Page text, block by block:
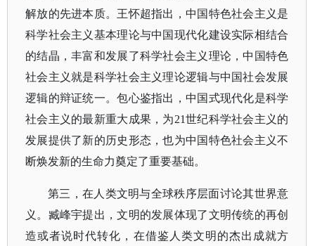
解放的先进本质。王怀超指出，中国特色社会主义是
科学社会主义基本理论与中国现代化建设实际相结合
的结晶，丰富和发展了科学社会主义理论，中国特色
社会主义就是科学社会主义理论逻辑与中国社会发展
逻辑的辩证统一。包心鉴指出，中国式现代化是科学
社会主义的最新重大成果，为21世纪科学社会主义的
发展提供了新的历史形态，也为中国特色社会主义不
断焕发新的生命力奠定了重要基础。
第三，在人类文明与全球秩序层面讨论其世界意
义。臧峰宇提出，文明的发展体现了文明传统的再创
造或者说时代转化，在借鉴人类文明的杰出成就方